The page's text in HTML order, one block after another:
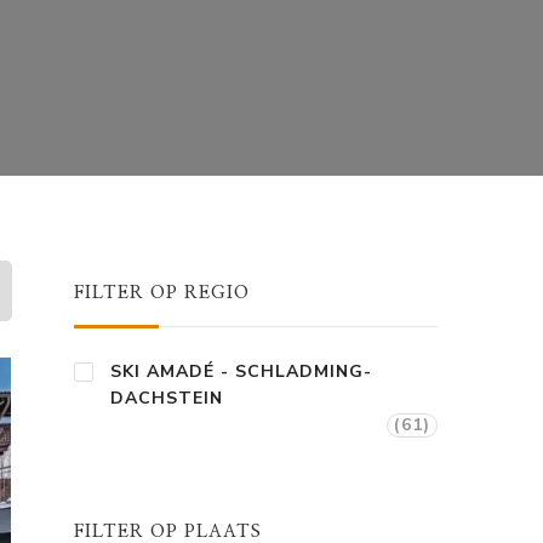
FILTER OP REGIO
SKI AMADÉ - SCHLADMING-
DACHSTEIN
(61)
FILTER OP PLAATS